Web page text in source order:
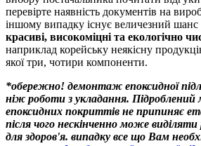
перевірте наявність документів на
іншому випадку існує величезний шанс
красиві, високоміцні та екологічно
наприклад корейську неякісну
якої три, чотири компоненти.
*обережно! демонтаж епоксидної
ніж роботи з укладання. Підроблений
епоксидних покриттів не припиняє
після чого нескінченно може виділяти
для здоров'я. випадку все що Вам